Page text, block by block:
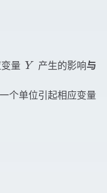
量 Y
Y 产生的影响与
个单位引起相应变量